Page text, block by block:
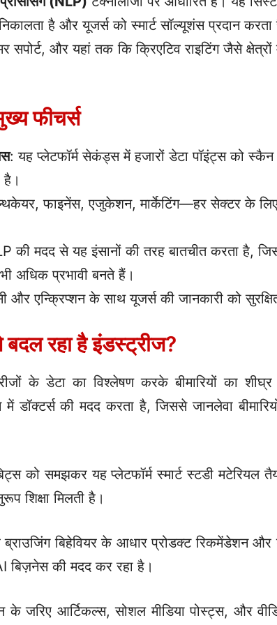
है और यूजर्स को स्मार्ट सॉल्यूशंस प्रदान
और यहां तक कि क्रिएटिव राइटिंग जैसे क्षेत्रों
फीचर्स
: यह प्लेटफॉर्म सेकंड्स में हजारों डेटा पॉइंट्स को
है।
फाइनेंस, एजुकेशन, मार्केटिंग—हर सेक्टर के
की मदद से यह इंसानों की तरह बातचीत करता है,
अधिक प्रभावी बनते हैं।
और एन्क्रिप्शन के साथ यूजर्स की जानकारी को
रहा है इंडस्ट्रीज?
के डेटा का विश्लेषण करके बीमारियों का
में डॉक्टर्स की मदद करता है, जिससे जानलेवा
को समझकर यह प्लेटफॉर्म स्मार्ट स्टडी मटेरियल
शिक्षा मिलती है।
बिहेवियर के आधार प्रोडक्ट रिकमेंडेशन और
की मदद कर रहा है।
आर्टिकल्स, सोशल मीडिया पोस्ट्स, और